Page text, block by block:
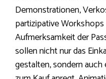
Demonstrationen,
partizipative
Aufmerksamkeit der
sollen nicht nur das
gestalten, sondern